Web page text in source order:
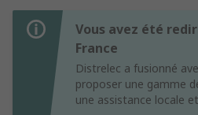
Vous avez été
France
Distrelec a fusionné
proposer une gamme
une assistance locale